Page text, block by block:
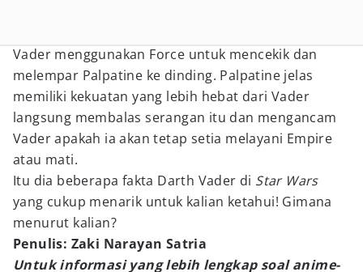
Vader menggunakan Force untuk mencekik dan
melempar Palpatine ke dinding. Palpatine jelas
memiliki kekuatan yang lebih hebat dari Vader
langsung membalas serangan itu dan mengancam
Vader apakah ia akan tetap setia melayani Empire
atau mati.
Itu dia beberapa fakta Darth Vader di Star Wars
yang cukup menarik untuk kalian ketahui! Gimana
menurut kalian?
Penulis: Zaki Narayan Satria
Untuk informasi yang lebih lengkap soal anime-